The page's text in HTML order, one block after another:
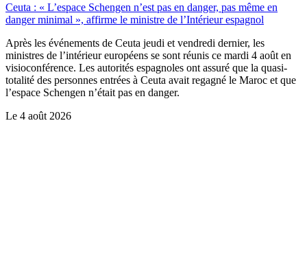
Ceuta : « L’espace Schengen n’est pas en danger, pas même en
danger minimal », affirme le ministre de l’Intérieur espagnol
Après les événements de Ceuta jeudi et vendredi dernier, les
ministres de l’intérieur européens se sont réunis ce mardi 4 août en
visioconférence. Les autorités espagnoles ont assuré que la quasi-
totalité des personnes entrées à Ceuta avait regagné le Maroc et que
l’espace Schengen n’était pas en danger.
Le 4 août 2026